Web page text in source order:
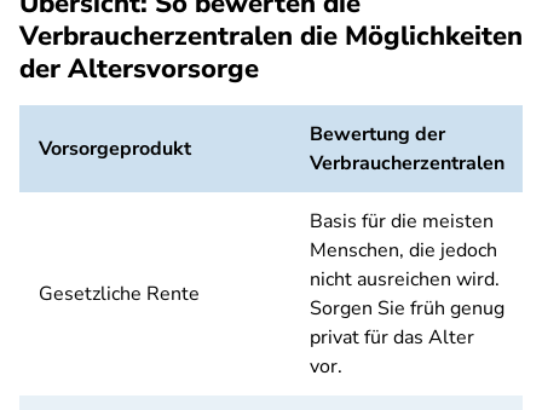
Verbraucherzentralen die Möglichkeiten
der Altersvorsorge
Vorsorgeprodukt
Bewertung der
Verbraucherzentralen
Gesetzliche Rente
Basis für die meisten
Menschen, die jedoch
nicht ausreichen wird.
Sorgen Sie früh genug
privat für das Alter
vor.